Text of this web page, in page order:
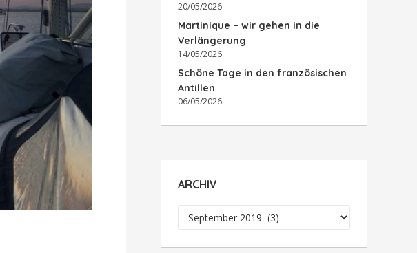
20/05/2026
Martinique – wir gehen in die
Verlängerung
14/05/2026
Schöne Tage in den französischen
Antillen
06/05/2026
ARCHIV
Archiv